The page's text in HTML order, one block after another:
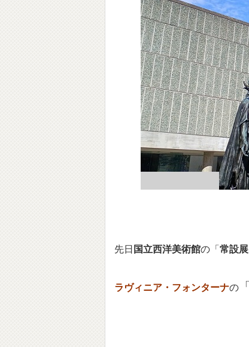
先日 国立西洋美術館の「 常設展
ラヴィニア・フォンターナの 「